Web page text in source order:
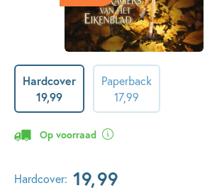
Hardcover
19,99
Paperback
17,99
Op voorraad
Hardcover: 19,99